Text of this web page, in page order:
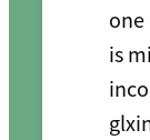
is